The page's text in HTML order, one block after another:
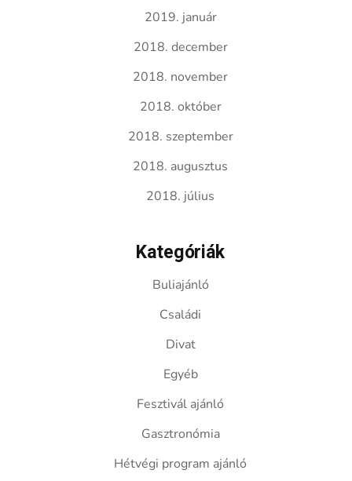
2019. január
2018. december
2018. november
2018. október
2018. szeptember
2018. augusztus
2018. július
Kategóriák
Buliajánló
Családi
Divat
Egyéb
Fesztivál ajánló
Gasztronómia
Hétvégi program ajánló